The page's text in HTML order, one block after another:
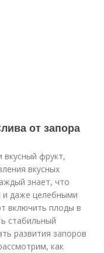
от запора
вкусный фрукт,
вкусных
знает, что
и даже целебными
включить плоды в
стабильный
развития запоров
как